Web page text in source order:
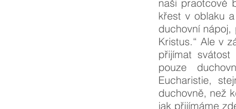
naši praotcové
křest v oblaku
duchovní nápoj,
Kristus.“ Ale v
přijímat
pouze
Eucharistie,
duchovně, než
jak přijímáme